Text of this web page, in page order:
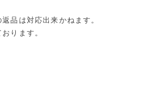
品は対応出来かねます。
ります。